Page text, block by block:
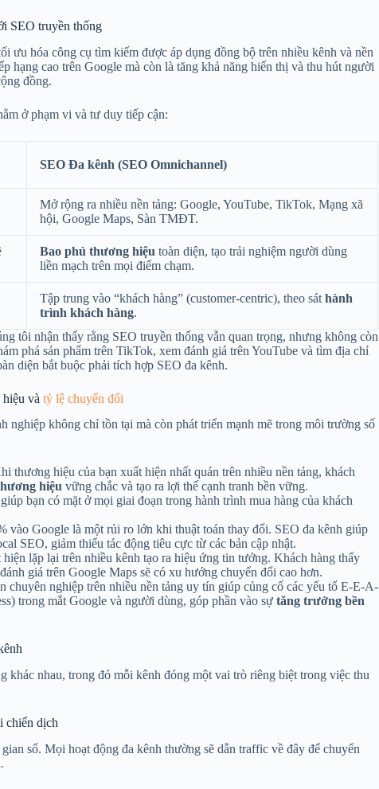
SEO truyền thống
ưu hóa công cụ tìm kiếm được áp dụng đồng bộ trên nhiều kênh và nền
hạng cao trên Google mà còn là tăng khả năng hiển thị và thu hút người
đồng.
ở phạm vi và tư duy tiếp cận:
SEO Đa kênh (SEO Omnichannel)
Mở rộng ra nhiều nền tảng: Google, YouTube, TikTok, Mạng xã
hội, Google Maps, Sàn TMĐT.
Bao phủ thương hiệu toàn diện, tạo trải nghiệm người dùng
liền mạch trên mọi điểm chạm.
Tập trung vào “khách hàng” (customer-centric), theo sát hành
trình khách hàng.
tôi nhận thấy rằng SEO truyền thống vẫn quan trọng, nhưng không còn
phá sản phẩm trên TikTok, xem đánh giá trên YouTube và tìm địa chỉ
diện bắt buộc phải tích hợp SEO đa kênh.
và tỷ lệ chuyển đổi
không chỉ tồn tại mà còn phát triển mạnh mẽ trong môi trường số
thương hiệu của bạn xuất hiện nhất quán trên nhiều nền tảng, khách
hiệu vững chắc và tạo ra lợi thế cạnh tranh bền vững.
bạn có mặt ở mọi giai đoạn trong hành trình mua hàng của khách
vào Google là một rủi ro lớn khi thuật toán thay đổi. SEO đa kênh giúp
SEO, giảm thiểu tác động tiêu cực từ các bản cập nhật.
hiện lặp lại trên nhiều kênh tạo ra hiệu ứng tin tưởng. Khách hàng thấy
giá trên Google Maps sẽ có xu hướng chuyển đổi cao hơn.
chuyên nghiệp trên nhiều nền tảng uy tín giúp củng cố các yếu tố E-E-A-
trong mắt Google và người dùng, góp phần vào sự tăng trưởng bền
khác nhau, trong đó mỗi kênh đóng một vai trò riêng biệt trong việc thu
chiến dịch
số. Mọi hoạt động đa kênh thường sẽ dẫn traffic về đây để chuyển